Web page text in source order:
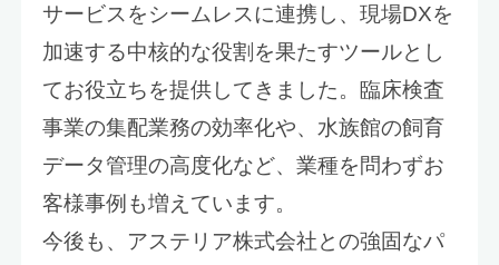
サービスをシームレスに連携し、現場DXを
加速する中核的な役割を果たすツールとし
てお役立ちを提供してきました。臨床検査
事業の集配業務の効率化や、水族館の飼育
データ管理の高度化など、業種を問わずお
客様事例も増えています。
今後も、アステリア株式会社との強固なパ